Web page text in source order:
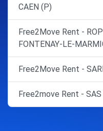
CAEN (P)
Free2Move Rent -
FONTENAY-LE-
Free2Move Rent -
Free2move Rent - SAS